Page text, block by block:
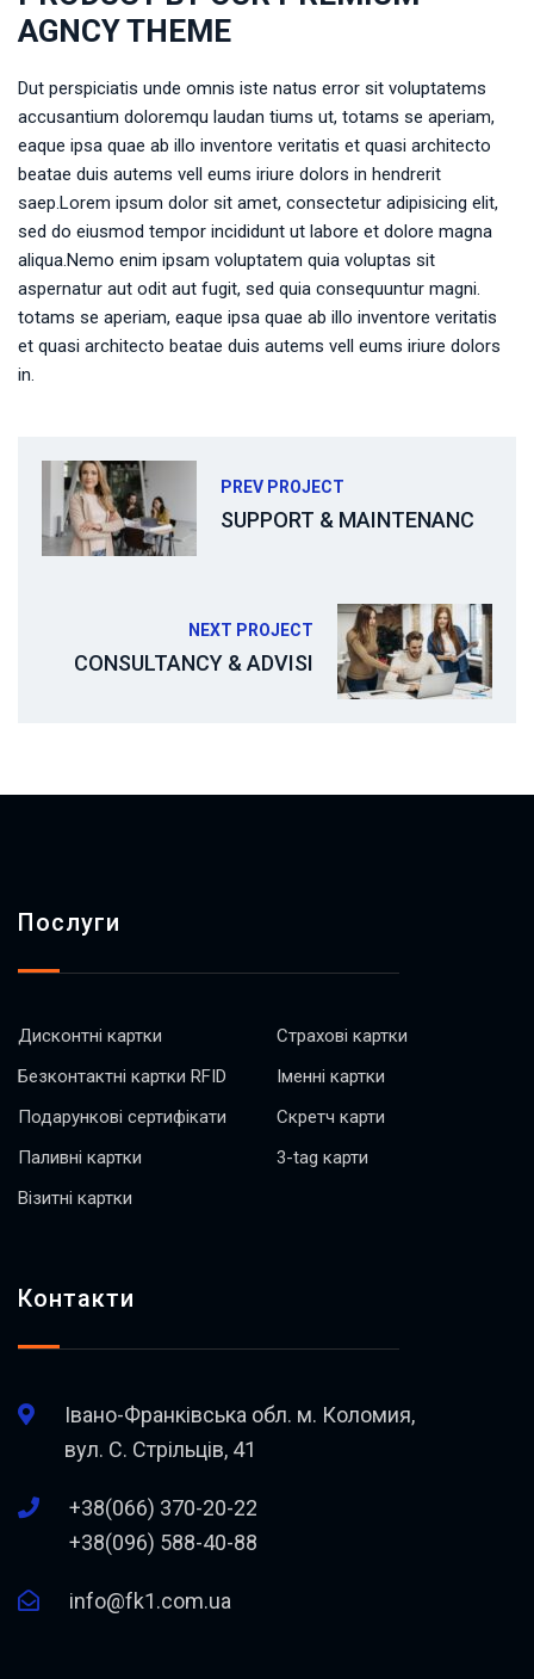
AGNCY THEME
Dut perspiciatis unde omnis iste natus error sit voluptatems
accusantium doloremqu laudan tiums ut, totams se aperiam,
eaque ipsa quae ab illo inventore veritatis et quasi architecto
beatae duis autems vell eums iriure dolors in hendrerit
saep.Lorem ipsum dolor sit amet, consectetur adipisicing elit,
sed do eiusmod tempor incididunt ut labore et dolore magna
aliqua.Nemo enim ipsam voluptatem quia voluptas sit
aspernatur aut odit aut fugit, sed quia consequuntur magni.
totams se aperiam, eaque ipsa quae ab illo inventore veritatis
et quasi architecto beatae duis autems vell eums iriure dolors
in.
PREV PROJECT
SUPPORT & MAINTENANC
NEXT PROJECT
CONSULTANCY & ADVISI
Послуги
Дисконтні картки
Безконтактні картки RFID
Подарункові сертифікати
Паливні картки
Візитні картки
Страхові картки
Іменні картки
Скретч карти
3-tag карти
Контакти
Івано-Франківська обл. м. Коломия,
вул. С. Стрільців, 41
+38(066) 370-20-22
+38(096) 588-40-88
info@fk1.com.ua